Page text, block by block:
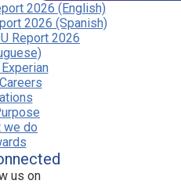
2026 (English)
2026 (Spanish)
Report 2026
we do
us on